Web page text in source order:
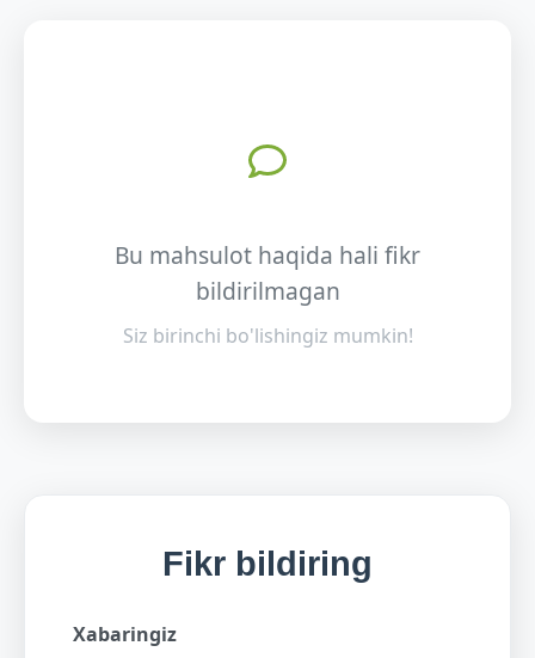
Bu mahsulot haqida hali fikr
bildirilmagan
Siz birinchi bo'lishingiz mumkin!
Fikr bildiring
Xabaringiz